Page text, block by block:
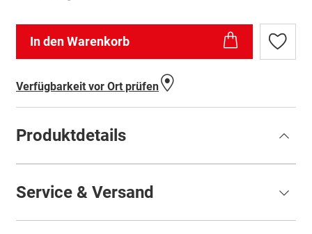
In den Warenkorb
Zur
Verfügbarkeit vor Ort prüfen
Produktdetails
Service & Versand